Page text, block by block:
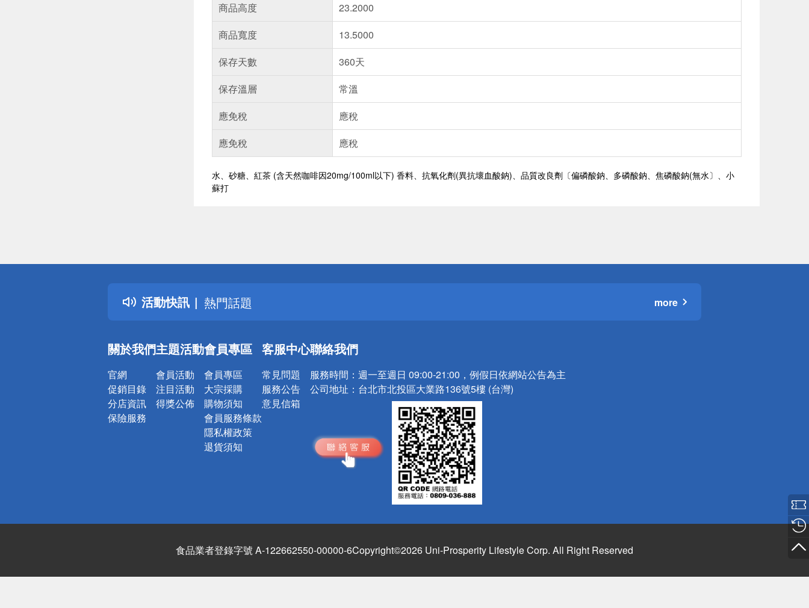
商品高度
23.2000
商品寬度
13.5000
保存天數
360天
保存溫層
常溫
應免稅
應稅
應免稅
應稅
水、砂糖、紅茶 (含天然咖啡因20mg/100ml以下) 香料、抗氧化劑(異抗壞血酸鈉)、品質改良劑〔偏磷酸鈉、多磷酸鈉、焦磷酸鈉(無水〕、小
蘇打
活動快訊
詐騙網頁！請小心！
得獎公告
熱門話題
銀行優惠
詐騙網頁！請小心！
more
關於我們
官網
促銷目錄
分店資訊
保險服務
主題活動
會員活動
注目活動
得獎公佈
會員專區
會員專區
大宗採購
購物須知
會員服務條款
隱私權政策
退貨須知
客服中心
常見問題
服務公告
意見信箱
聯絡我們
服務時間： 週一至週日 09:00-21:00，例假日依網站公告為主
公司地址： 台北市北投區大業路136號5樓 (台灣)
食品業者登錄字號 A-122662550-00000-6Copyright©2026 Uni-Prosperity Lifestyle Corp. All Right Reserved